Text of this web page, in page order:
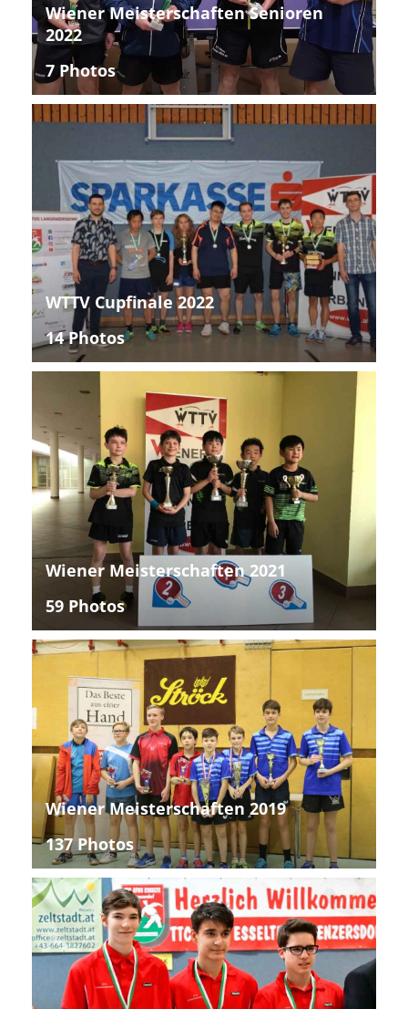
Wiener Meisterschaften Senioren
2022
7 Photos
WTTV Cupfinale 2022
14 Photos
Wiener Meisterschaften 2021
59 Photos
Wiener Meisterschaften 2019
137 Photos